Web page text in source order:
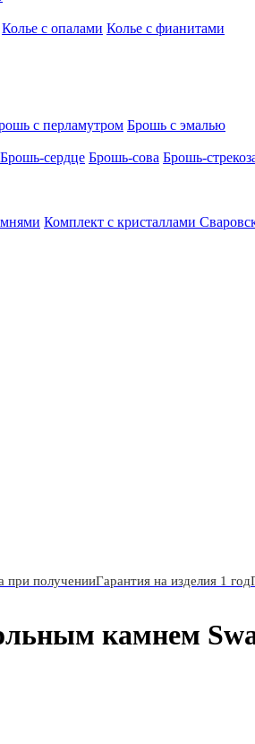
Колье с опалами Колье с фианитами
с перламутром Брошь с эмалью
Брошь-сердце Брошь-сова Брошь-
Комплект с кристаллами
при полученииГарантия на изделия 1 год
камнем